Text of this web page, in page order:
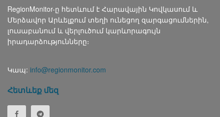
RegionMonitor-ը հետևում է Հարավային Կովկասում և
Մերձավոր Արևելքում տեղի ունեցող զարգացումներին,
լուսաբանում և վերլուծում կարևորագույն
իրադարձությունները։
Կապ: info@regionmonitor.com
Հետևեք մեզ